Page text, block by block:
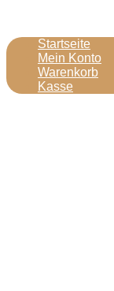
Startseite
Mein Konto
Warenkorb
Kasse